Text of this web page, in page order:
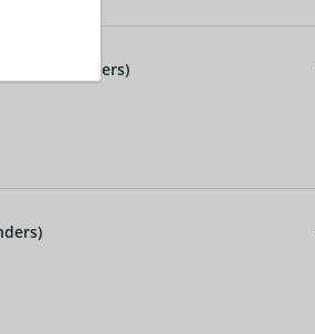
(All Genders)